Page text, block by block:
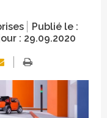
Publié le :
: 29.09.2020